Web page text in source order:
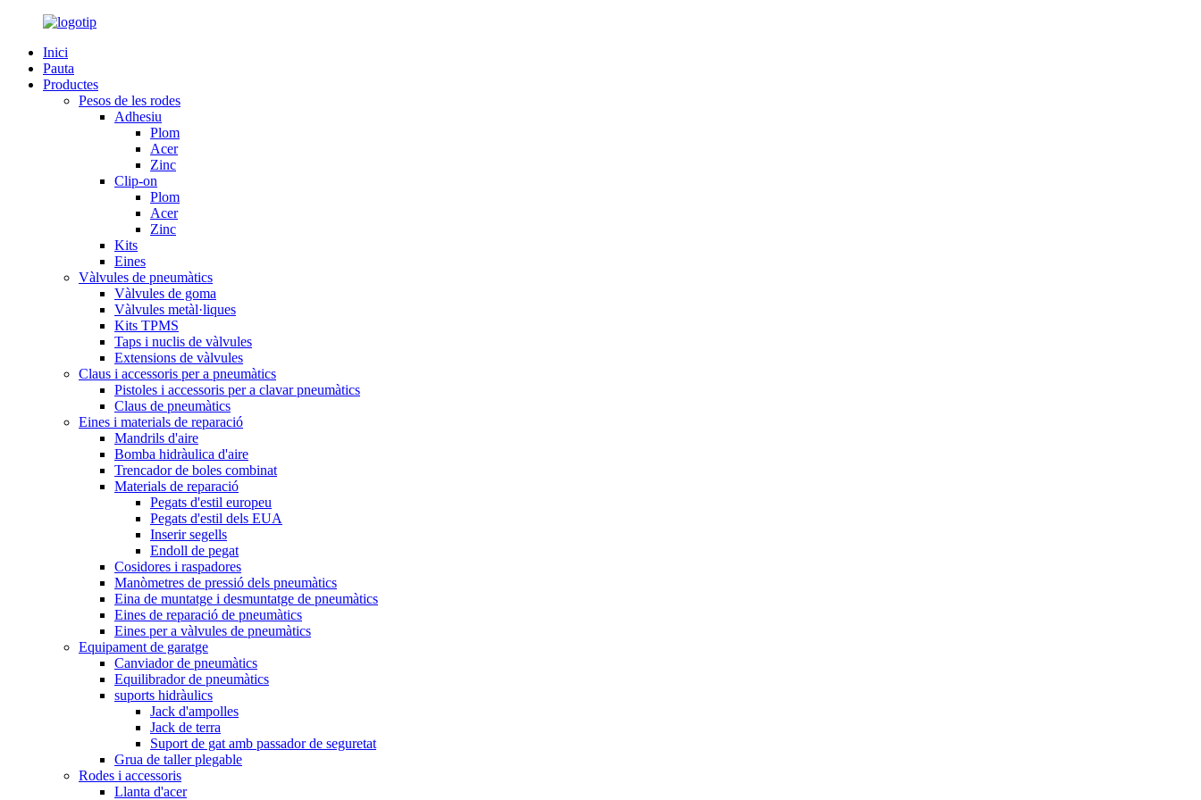
Inici
Pauta
Productes
Pesos de les rodes
Adhesiu
Plom
Acer
Zinc
Clip-on
Plom
Acer
Zinc
Kits
Eines
Vàlvules de pneumàtics
Vàlvules de goma
Vàlvules metàl·liques
Kits TPMS
Taps i nuclis de vàlvules
Extensions de vàlvules
Claus i accessoris per a pneumàtics
Pistoles i accessoris per a clavar pneumàtics
Claus de pneumàtics
Eines i materials de reparació
Mandrils d'aire
Bomba hidràulica d'aire
Trencador de boles combinat
Materials de reparació
Pegats d'estil europeu
Pegats d'estil dels EUA
Inserir segells
Endoll de pegat
Cosidores i raspadores
Manòmetres de pressió dels pneumàtics
Eina de muntatge i desmuntatge de pneumàtics
Eines de reparació de pneumàtics
Eines per a vàlvules de pneumàtics
Equipament de garatge
Canviador de pneumàtics
Equilibrador de pneumàtics
suports hidràulics
Jack d'ampolles
Jack de terra
Suport de gat amb passador de seguretat
Grua de taller plegable
Rodes i accessoris
Llanta d'acer